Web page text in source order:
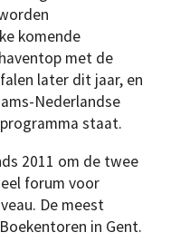
komende
met de
later dit jaar, en
Nederlandse
staat.
2011 om de twee
forum voor
De meest
in Gent.